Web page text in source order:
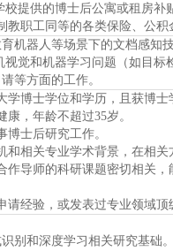
校提供的博士后公寓或租房补
职工同等的各类保险、公积
器人等场景下的文档感知技
视觉和机器学习问题（如目
等方面的工作。
博士学位和学历，且获博士
，年龄不超过35岁。
士后研究工作。
相关专业学术背景，在相关
导师的科研课题密切相关，
经验，或发表过专业领域顶
别和深度学习相关研究基础